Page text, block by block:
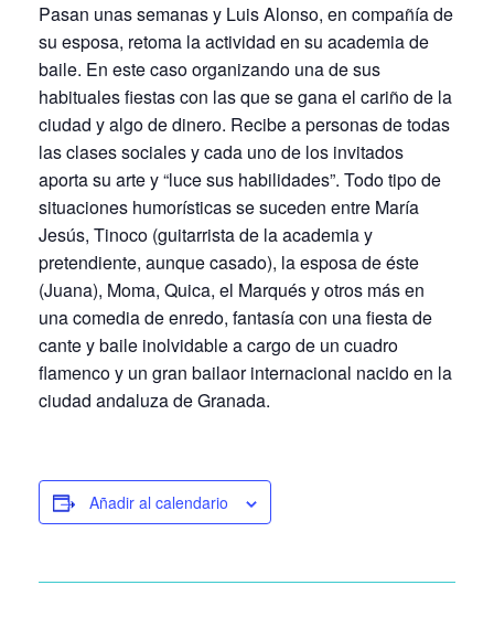
Pasan unas semanas y Luis Alonso, en compañía de
su esposa, retoma la actividad en su academia de
baile. En este caso organizando una de sus
habituales fiestas con las que se gana el cariño de la
ciudad y algo de dinero. Recibe a personas de todas
las clases sociales y cada uno de los invitados
aporta su arte y “luce sus habilidades”. Todo tipo de
situaciones humorísticas se suceden entre María
Jesús, Tinoco (guitarrista de la academia y
pretendiente, aunque casado), la esposa de éste
(Juana), Moma, Quica, el Marqués y otros más en
una comedia de enredo, fantasía con una fiesta de
cante y baile inolvidable a cargo de un cuadro
flamenco y un gran bailaor internacional nacido en la
ciudad andaluza de Granada.
Añadir al calendario